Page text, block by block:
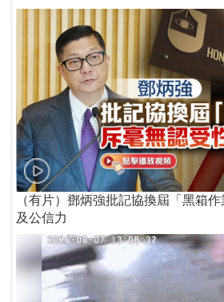
（有片）鄧炳強批記協換屆「黑箱
及公信力